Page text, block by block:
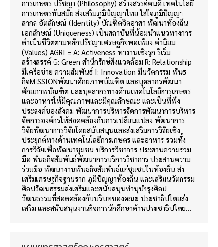
การเกษตร ปรัชญา (Philosophy) สร้างสรรค์คนดี เทคโนโลยี
การเกษตรทันสมัย ส่งเสริมภูมิปัญญาไทย ใส่ใจภูมิปัญญา
สากล อัตลักษณ์ (Identity) บัณฑิตจิตอาสา พัฒนาท้องถิ่น
เอกลักษณ์ (Uniqueness) เป็นสถาบันที่น้อมนำแนวทางการ
ดำเนินชีวิตตามหลักปรัชญาเศรษฐกิจพอเพียง ค่านิยม
(Values) AGRI = A: Activeness ทางานเชิงรุก ริเริ่ม
สร้างสรรค์ G: Green สำนึกรักษ์สิ่งแวดล้อม R: Relationship
มีเครือข่าย ความสัมพันธ์ I: Innovation มีนวัตกรรม พันธ
กิจMISSIONพัฒนาศักยภาพบัณฑิต และบุคลากรพัฒนา
ศักยภาพบัณฑิต และบุคลากรทางด้านเทคโนโลยีการเกษตร
และอาหารให้มีคุณภาพและมีคุณลักษณะ และเป็นที่พึง
ประสงค์ของสังคม พัฒนาการบริหารจัดการพัฒนาการบริหาร
จัดการองค์กรให้สอดคล้องกับการเปลี่ยนแปลง พัฒนาการ
วิจัยพัฒนาการวิจัยโดยสนับสนุนและส่งเสริมการวิจัยเชิง
ประยุกต์ทางด้านเทคโนโลยีการเกษตร และอาหาร รวมทั้ง
การวิจัยเพื่อพัฒนาชุมชน บริการวิชาการ ประสานความร่วม
มือ พันธกิจสัมพันธ์พัฒนาการบริการวิชาการ ประสานความ
ร่วมมือ พัฒนางานพันธกิจสัมพันธ์แก่ชุมชนในท้องถิ่น ส่ง
เสริมเศรษฐกิจฐานราก ภูมิปัญญาท้องถิ่น และเสริมนวัตกรรม
ศิลปวัฒนธรรมส่งเสริมและสนับสนุนทำนุบำรุงศิลป
วัฒนธรรมที่สอดคล้องกับบริบทของคณะ ประชาธิปไตยส่ง
เสริม และสนับสนุนงานกิจการนักศึกษาด้านประชาธิปไตย…